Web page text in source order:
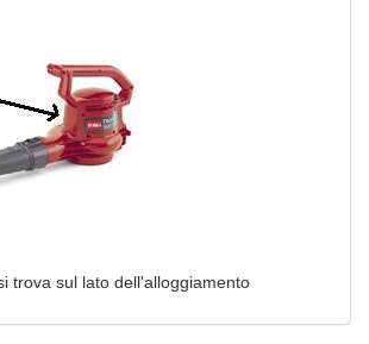
trova sul lato dell'alloggiamento